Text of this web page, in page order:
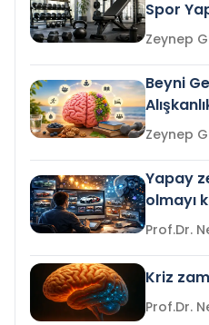
Spor
Beyni
Yapay
olmayı
Kriz